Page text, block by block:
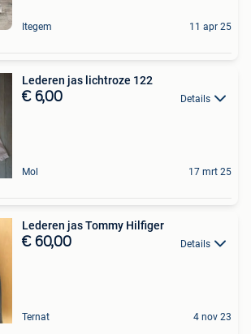
Itegem 11 apr 25
Lederen jas lichtroze 122
€ 6,00 Details
Mol 17 mrt 25
Lederen jas Tommy Hilfiger
€ 60,00 Details
Ternat 4 nov 23